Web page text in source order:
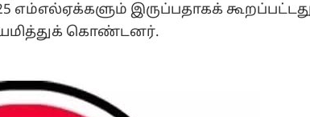
எம்எல்ஏக்களும் இருப்பதாகக் கூறப்பட்டது.
கொண்டனர்.